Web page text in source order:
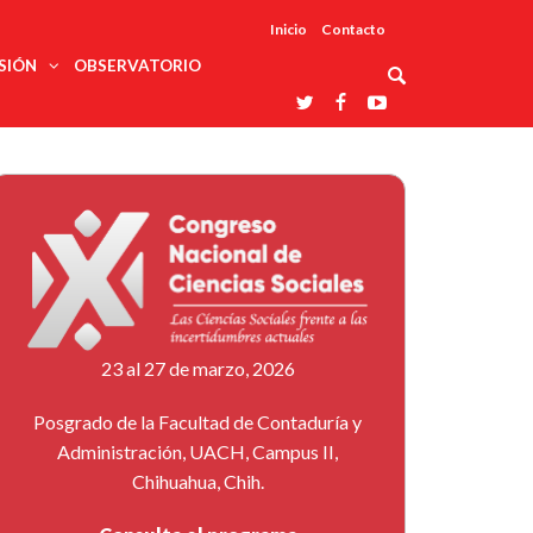
Inicio Contacto
ciencias
profesionales
trabajo
Redes
temáticas
Laboratorios
nacionales
Entidades
afines
Reconoce
La UDUALC
A La
Universidad
De México
En Su 475
Aniversario
OBSERVATORIO
23 al 27 de marzo, 2026
Posgrado de la Facultad de Contaduría y
Administración, UACH, Campus II,
Chihuahua, Chih.